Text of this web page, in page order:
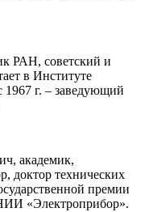
РАН, советский и
в Институте
г. – заведующий
академик,
доктор технических
премии
«Электроприбор».